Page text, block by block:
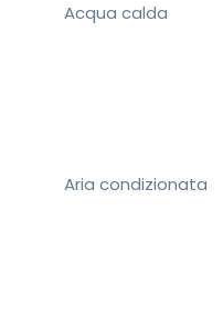
Acqua calda
Aria condizionata